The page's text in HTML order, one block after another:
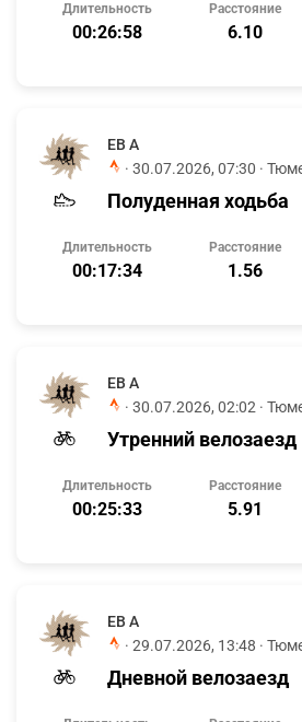
Длительность
00:26:58
Расстояние
6.10
ЕВ А
· 30.07.2026, 07:30 ·
Полуденная ходьба
Длительность
00:17:34
Расстояние
1.56
ЕВ А
· 30.07.2026, 02:02 ·
Утренний велозаезд
Длительность
00:25:33
Расстояние
5.91
ЕВ А
· 29.07.2026, 13:48 ·
Дневной велозаезд